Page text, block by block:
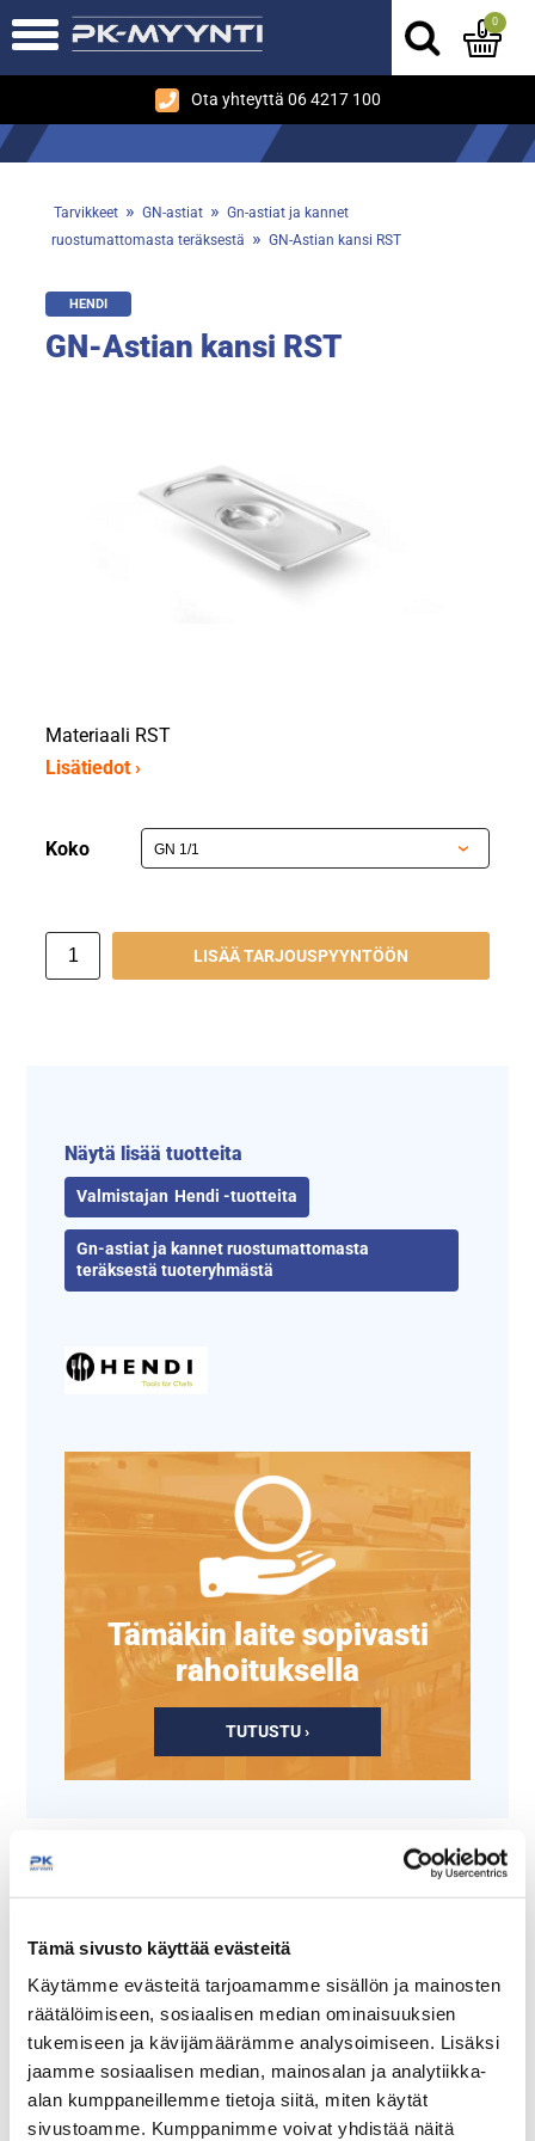
Tämä sivusto käyttää evästeitä
Käytämme evästeitä tarjoamamme sisällön ja mainosten
räätälöimiseen, sosiaalisen median ominaisuuksien
tukemiseen ja kävijämäärämme analysoimiseen. Lisäksi
jaamme sosiaalisen median, mainosalan ja analytiikka-
alan kumppaneillemme tietoja siitä, miten käytät
sivustoamme. Kumppanimme voivat yhdistää näitä
Ota yhteyttä 06 4217 100
0
Tarvikkeet » GN-astiat » Gn-astiat ja kannet
ruostumattomasta teräksestä » GN-Astian kansi RST
HENDI
GN-Astian kansi RST
Materiaali RST
Lisätiedot ›
Koko
LISÄÄ TARJOUSPYYNTÖÖN
Näytä lisää tuotteita
Hendi -tuotteita
Gn-astiat ja kannet ruostumattomasta
teräksestä tuoteryhmästä
Tämäkin laite sopivasti
rahoituksella
TUTUSTU ›
GN 1/2 RST GN 1/2 RST rei′itetty